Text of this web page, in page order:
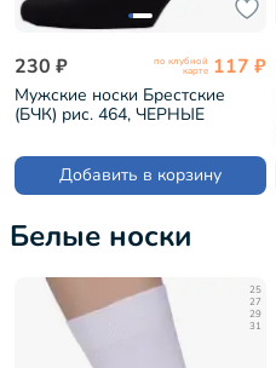
230 ₽ по клубной
карте 117 ₽
Мужские носки Брестские
(БЧК) рис. 464, ЧЕРНЫЕ
Добавить в корзину
Белые носки
25
27
29
31